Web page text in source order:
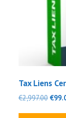
Tax Liens
€2,997.00 Il
€